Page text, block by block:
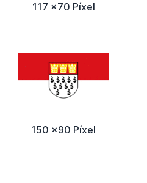
117 x70 Píxel
150 x90 Píxel